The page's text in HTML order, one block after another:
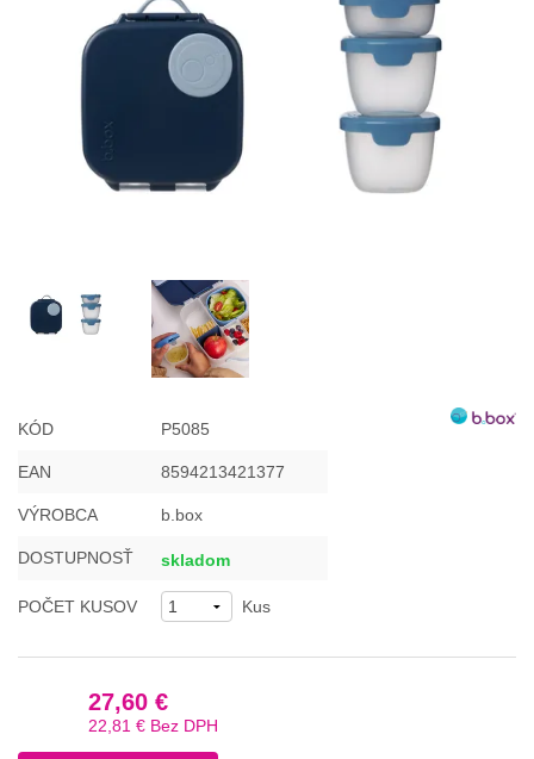
Misky, príbory
Skladovanie potravín
Výbava na príkrmy
KÓD P5085
EAN 8594213421377
VÝROBCA b.box
DOSTUPNOSŤ skladom
POČET KUSOV Kus
27,60 €
22,81 € Bez DPH